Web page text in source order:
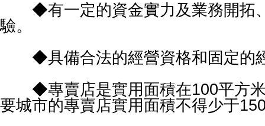
◆有一定的資金實力及業務開拓
驗。
◆具備合法的經營資格和固定的
◆專賣店是實用面積在100平方米
要城市的專賣店實用面積不得少于